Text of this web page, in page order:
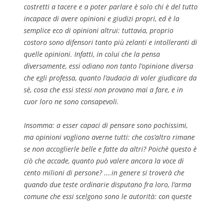
costretti a tacere e a poter parlare è solo chi è del tutto
incapace di avere opinioni e giudizi propri, ed è la
semplice eco di opinioni altrui: tuttavia, proprio
costoro sono difensori tanto più zelanti e intolleranti di
quelle opinioni. Infatti, in colui che la pensa
diversamente, essi odiano non tanto l’opinione diversa
che egli professa, quanto l’audacia di voler giudicare da
sè, cosa che essi stessi non provano mai a fare, e in
cuor loro ne sono consapevoli.
Insomma: a esser capaci di pensare sono pochissimi,
ma opinioni vogliono averne tutti: che cos’altro rimane
se non accoglierle belle e fatte da altri? Poichè questo è
ciò che accade, quanto può valere ancora la voce di
cento milioni di persone? ….in genere si troverà che
quando due teste ordinarie disputano fra loro, l’arma
comune che essi scelgono sono le autorità: con queste